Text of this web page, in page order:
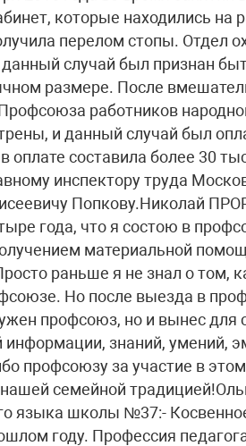
которые находились на
перелом стопы. Отдел
случай был признан
размере. После
работников
и данный случай был
оплате составила более 30
инспектору труда
Попкову.Николай
года, что я состою в
материальной
раньше я не знал о том,
Но после выезда в
профсоюз, но и вынес для
информации, знаний, умений,
профсоюзу за участие в
семейной
языка школы №37:-
году. Профессия